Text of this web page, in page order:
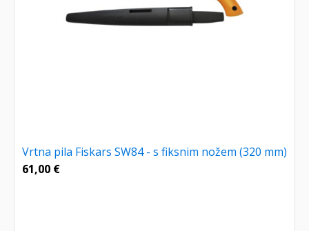
Vrtna pila Fiskars SW84 - s fiksnim nožem (320 mm)
61,00 €